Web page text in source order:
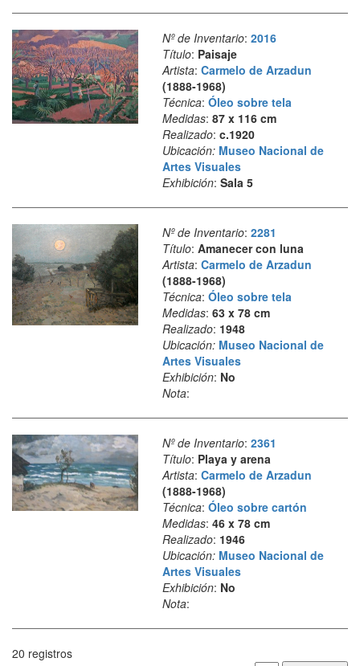
Nº de Inventario: 2016
Título: Paisaje
Artista: Carmelo de Arzadun
(1888-1968)
Técnica: Óleo sobre tela
Medidas: 87 x 116 cm
Realizado: c.1920
Ubicación: Museo Nacional de
Artes Visuales
Exhibición: Sala 5
Nº de Inventario: 2281
Título: Amanecer con luna
Artista: Carmelo de Arzadun
(1888-1968)
Técnica: Óleo sobre tela
Medidas: 63 x 78 cm
Realizado: 1948
Ubicación: Museo Nacional de
Artes Visuales
Exhibición: No
Nota:
Nº de Inventario: 2361
Título: Playa y arena
Artista: Carmelo de Arzadun
(1888-1968)
Técnica: Óleo sobre cartón
Medidas: 46 x 78 cm
Realizado: 1946
Ubicación: Museo Nacional de
Artes Visuales
Exhibición: No
Nota:
20 registros